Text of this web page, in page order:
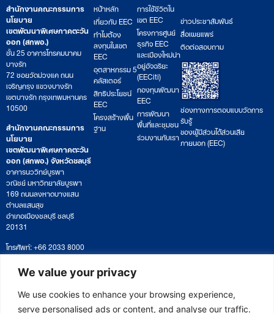
We value your privacy
We use cookies to enhance your browsing experience,
serve personalised ads or content, and analyse our traffic.
สำนักงานคณะกรรมการ
นโยบาย
เขตพัฒนาพิเศษภาคตะวัน
ออก (สกพอ.)
ชั้น 25 อาคารโทรคมนาคม
บางรัก
72 ซอยวัดม่วงแค ถนน
เจริญกรุง แขวงบางรัก
เขตบางรัก กรุงเทพมหานคร
10500
สำนักงานคณะกรรมการ
นโยบาย
เขตพัฒนาพิเศษภาคตะวัน
ออก (สกพอ.) จังหวัดชลบุรี
อาคารนววิทย์บูรพา
วณิชย์ มหาวิทยาลัยบูรพา
169 ถนนลงหาดบางแสน
ตำบลแสนสุข
อำเภอเมืองชลบุรี ชลบุรี
20131
โทรศัพท์: +66 2033 8000
เวลาทำการ: จันทร์ – ศุกร์
09:00 – 17:00 น.
ติดตามหนังสือหรือยื่นเอกสาร
saraban@eeco.or.th
หน้าหลัก
เกี่ยวกับ EEC
ทำไมต้อง
ลงทุนในเขต
EEC
อุตสาหกรรม 5
คลัสเตอร์
สิทธิประโยชน์
EEC
โครงสร้างพื้น
ฐาน
การใช้ชีวิตใน
เขต EEC
โครงการศูนย์
ธุรกิจ EEC
และเมืองใหม่น่า
อยู่อัจฉริยะ
(EECiti)
กองทุนพัฒนา
EEC
การพัฒนา
พื้นที่และชุมชน
ร่วมงานกับเรา
ข่าวประชาสัมพันธ์
สื่อเผยแพร่
ติดต่อสอบถาม
ช่องทางการตอบแบบวัดการ
รับรู้
ของผู้มีส่วนได้ส่วนเสีย
ภายนอก (EEC)